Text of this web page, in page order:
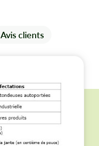
Avis clients